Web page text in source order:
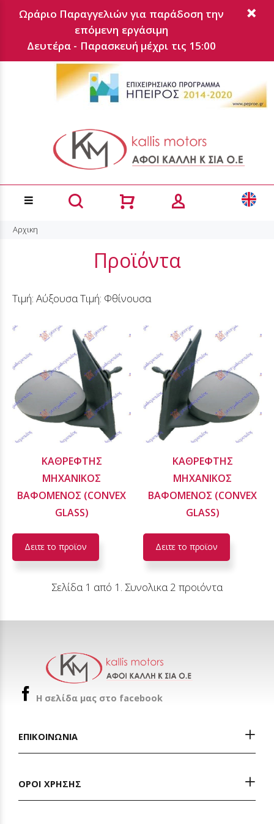
Ωράριο Παραγγελιών για παράδοση την
επόμενη εργάσιμη
Δευτέρα - Παρασκευή μέχρι τις 15:00
Αρχικη
Προϊόντα
Τιμή: ΑύξουσαΤιμή: Φθίνουσα
ΚΑΘΡΕΦΤΗΣ
ΜΗΧΑΝΙΚΟΣ
ΒΑΦΟΜΕΝΟΣ (CONVEX
GLASS)
Δειτε το προϊoν
ΚΑΘΡΕΦΤΗΣ
ΜΗΧΑΝΙΚΟΣ
ΒΑΦΟΜΕΝΟΣ (CONVEX
GLASS)
Δειτε το προϊoν
Σελίδα 1 από 1. Συνολικα 2 προιόντα
H σελίδα μας στο facebook
ΕΠΙΚΟΙΝΩΝΙΑ
ΟΡΟΙ ΧΡΗΣΗΣ